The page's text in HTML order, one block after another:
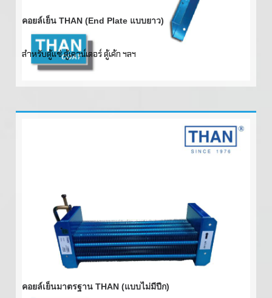
คอยล์เย็น THAN (End Plate แบบยาว)
สำหรับตู้แช่ ตู้เคาน์เตอร์ ตู้เค้ก ฯลฯ
คอยล์เย็นมาตรฐาน THAN (แบบไม่มีปีก)